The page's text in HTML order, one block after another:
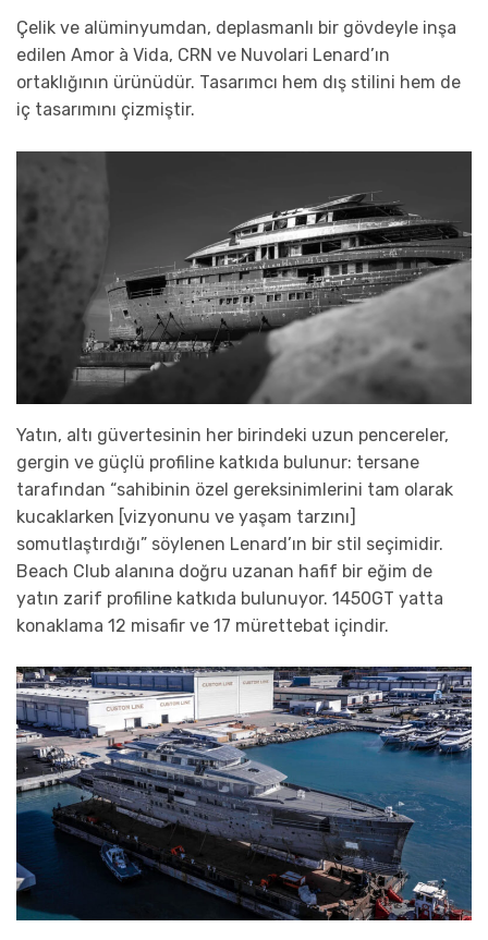
Çelik ve alüminyumdan, deplasmanlı bir gövdeyle inşa
edilen Amor à Vida, CRN ve Nuvolari Lenard’ın
ortaklığının ürünüdür. Tasarımcı hem dış stilini hem de
iç tasarımını çizmiştir.
Yatın, altı güvertesinin her birindeki uzun pencereler,
gergin ve güçlü profiline katkıda bulunur: tersane
tarafından “sahibinin özel gereksinimlerini tam olarak
kucaklarken [vizyonunu ve yaşam tarzını]
somutlaştırdığı” söylenen Lenard’ın bir stil seçimidir.
Beach Club alanına doğru uzanan hafif bir eğim de
yatın zarif profiline katkıda bulunuyor. 1450GT yatta
konaklama 12 misafir ve 17 mürettebat içindir.